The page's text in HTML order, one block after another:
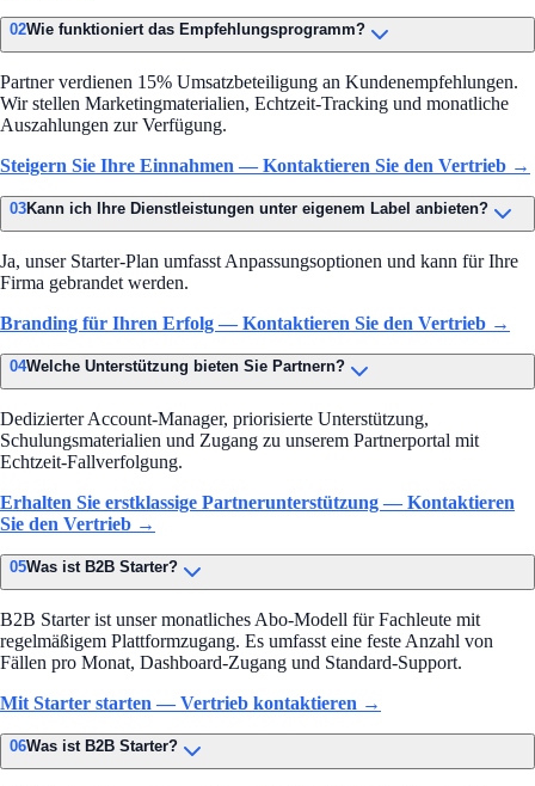
02Wie funktioniert das Empfehlungsprogramm?
Partner verdienen 15% Umsatzbeteiligung an Kundenempfehlungen.
Wir stellen Marketingmaterialien, Echtzeit-Tracking und monatliche
Auszahlungen zur Verfügung.
Steigern Sie Ihre Einnahmen — Kontaktieren Sie den Vertrieb →
03Kann ich Ihre Dienstleistungen unter eigenem Label anbieten?
Ja, unser Starter-Plan umfasst Anpassungsoptionen und kann für Ihre
Firma gebrandet werden.
Branding für Ihren Erfolg — Kontaktieren Sie den Vertrieb →
04Welche Unterstützung bieten Sie Partnern?
Dedizierter Account-Manager, priorisierte Unterstützung,
Schulungsmaterialien und Zugang zu unserem Partnerportal mit
Echtzeit-Fallverfolgung.
Erhalten Sie erstklassige Partnerunterstützung — Kontaktieren
Sie den Vertrieb →
05Was ist B2B Starter?
B2B Starter ist unser monatliches Abo-Modell für Fachleute mit
regelmäßigem Plattformzugang. Es umfasst eine feste Anzahl von
Fällen pro Monat, Dashboard-Zugang und Standard-Support.
Mit Starter starten — Vertrieb kontaktieren →
06Was ist B2B Starter?